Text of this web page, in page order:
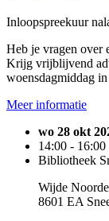
Inloopspreekuur
Heb je vragen over
Krijg vrijblijvend
woensdagmiddag
Meer informatie
wo 28 okt
14:00 - 16:00
Bibliotheek
Wijde
8601 EA